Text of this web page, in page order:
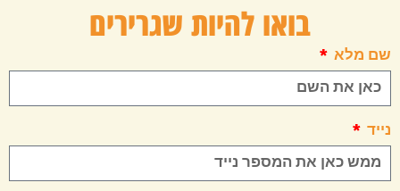
בואו להיות שגרירים
שם מלא
נייד